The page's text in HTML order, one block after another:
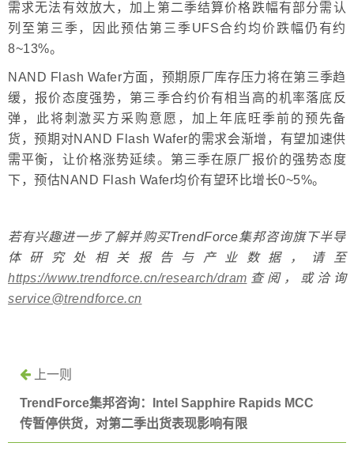
需求无法有效放大，加上第二季结算价格跌幅有部分需认
列至第三季，因此预估第三季UFS合约均价跌幅仍有约
8~13%。
NAND Flash Wafer方面，预期原厂库存压力将在第三季趋
缓，报价态度强势，第三季合约价有相当高的机率落底反
弹，此将刺激买方采购意愿，加上年底旺季前的预先备
货，预期对NAND Flash Wafer的需求会渐增，有望加速供
需平衡，让价格涨势延续。第三季在原厂报价的强势态度
下，预估NAND Flash Wafer均价有望环比增长0~5%。
若有兴趣进一步了解并购买TrendForce集邦咨询旗下半导
体研究处相关报告与产业数据，请至
https://www.trendforce.cn/research/dram 查阅，或洽询
service@trendforce.cn
上一则
TrendForce集邦咨询：Intel Sapphire Rapids MCC
传暂停供货，对第二季出货表现影响有限